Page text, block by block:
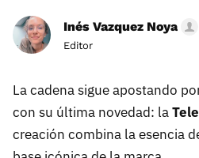
Inés Vazquez Noya
Editor
La cadena sigue apostando
con su última novedad: la
creación combina la esencia